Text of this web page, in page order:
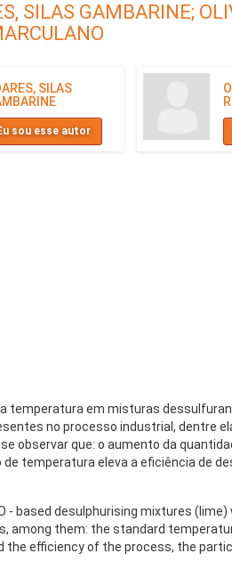
SILAS GAMBARINE;
SILAS
sou esse autor
temperatura em misturas
no processo industrial, dentre
observar que: o aumento da
temperatura eleva a eficiência de
based desulphurising mixtures (lime)
among them: the standard
the efficiency of the process, the